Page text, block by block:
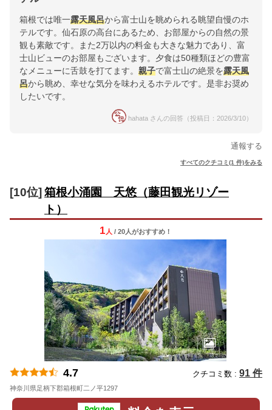
箱根では唯一露天風呂から富士山を眺められる眺望自慢のホ
テルです。仙石原の高台にあるため、お部屋からの自然の景
観も素敵です。また2万以内の料金も大きな魅力であり、富
士山ビューのお部屋もございます。夕食は50種類ほどの豊富
なメニューに舌鼓を打てます。 親子で富士山の絶景を露天風
呂から眺め、幸せな気分を味わえるホテルです。是非お奨め
したいです。
hahata さんの回答（投稿日：2026/3/10）
通報する
すべてのクチコミ(1 件)をみる
[10位] 箱根小涌園 天悠（藤田観光リゾー
ト）
1 人 / 20人がおすすめ！
4.7 クチコミ数 : 91 件
神奈川県足柄下郡箱根町二ノ平1297